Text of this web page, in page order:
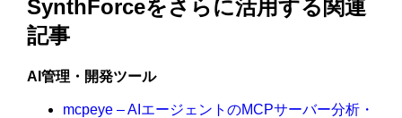
SynthForceをさらに活用する関連
記事
AI管理・開発ツール
mcpeye – AIエージェントのMCPサーバー分析・